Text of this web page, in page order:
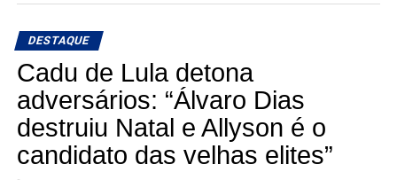
DESTAQUE
Cadu de Lula detona
adversários: “Álvaro Dias
destruiu Natal e Allyson é o
candidato das velhas elites”